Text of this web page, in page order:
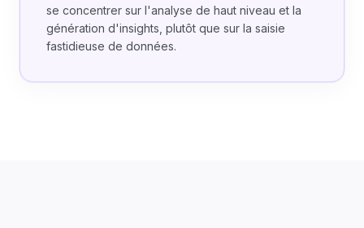
se concentrer sur l'analyse de haut niveau et la
génération d'insights, plutôt que sur la saisie
fastidieuse de données.